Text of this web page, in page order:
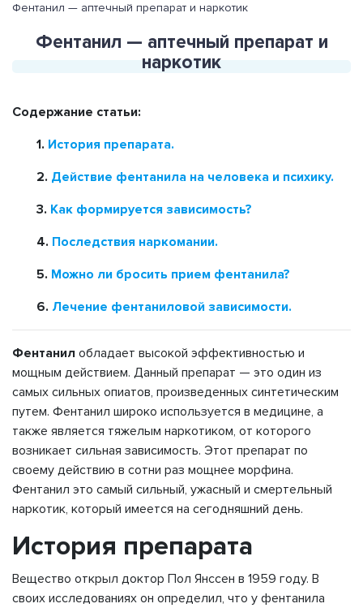
Фентанил — аптечный препарат и наркотик
Фентанил — аптечный препарат и
наркотик
Содержание статьи:
1. История препарата.
2. Действие фентанила на человека и психику.
3. Как формируется зависимость?
4. Последствия наркомании.
5. Можно ли бросить прием фентанила?
6. Лечение фентаниловой зависимости.
Фентанил обладает высокой эффективностью и
мощным действием. Данный препарат — это один из
самых сильных опиатов, произведенных синтетическим
путем. Фентанил широко используется в медицине, а
также является тяжелым наркотиком, от которого
возникает сильная зависимость. Этот препарат по
своему действию в сотни раз мощнее морфина.
Фентанил это самый сильный, ужасный и смертельный
наркотик, который имеется на сегодняшний день.
История препарата
Вещество открыл доктор Пол Янссен в 1959 году. В
своих исследованиях он определил, что у фентанила